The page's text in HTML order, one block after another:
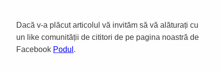
Dacă v-a plăcut articolul vă invităm să vă alăturați cu
un like comunității de cititori de pe pagina noastră de
Facebook Podul .